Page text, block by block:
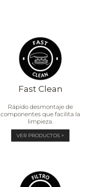
Fast Clean
Rápido desmontaje de
componentes que facilita la
limpieza.
VER PRODUCTOS >